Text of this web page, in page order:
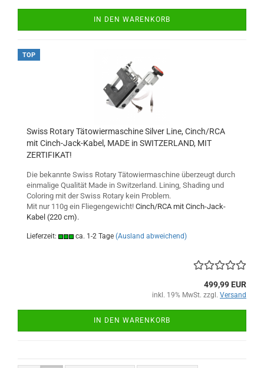
IN DEN WARENKORB
TOP
Swiss Rotary Tätowiermaschine Silver Line, Cinch/RCA
mit Cinch-Jack-Kabel, MADE in SWITZERLAND, MIT
ZERTIFIKAT!
Die bekannte Swiss Rotary Tätowiermaschine überzeugt durch
einmalige Qualität Made in Switzerland. Lining, Shading und
Coloring mit der Swiss Rotary kein Problem.
Mit nur 110g ein Fliegengewicht! Cinch/RCA mit Cinch-Jack-
Kabel (220 cm).
Lieferzeit: ca. 1-2 Tage (Ausland abweichend)
499,99 EUR
inkl. 19% MwSt. zzgl. Versand
IN DEN WARENKORB